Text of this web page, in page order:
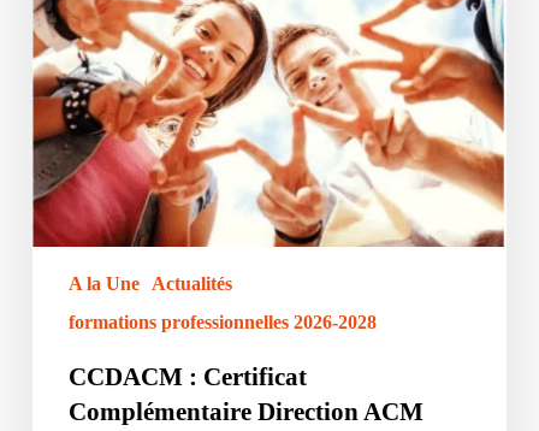
A la Une
Actualités
formations professionnelles 2026-2028
CCDACM : Certificat
Complémentaire Direction ACM